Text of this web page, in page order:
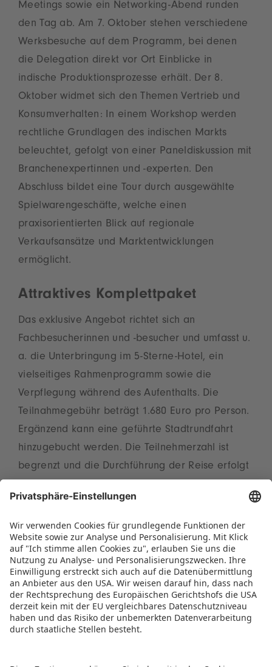
Meetings sowie ein Networking-Abend runden
den Tag ab. Am 7. Oktober stehen verschiedene
Werksbesuche auf dem Programm, bei denen
die Delegation direkt vor Ort Einblicke in
indische Produktionsprozesse erhält. Der 8.
Oktober widmet sich den Themen Vertrieb und
Konsumverhalten: In einem Workshop werden
rechtliche Grundlagen des indischen Markts
beleuchtet, gefolgt von einer Paneldiskussion mit
Branchenexpertinnen und -experten. Den
Abschluss bildet eine Tour durch ausgewählte
Spielwarengeschäfte, welche einen
praxisorientierten Blick auf regionale
Verkaufsansätze und Marktentwicklungen
ermöglicht.
Attraktives Komplettpaket
Das exklusive Angebot richtet sich an
Fachbesucherinnen und -besucher und umfasst u.
a. die Unterbringung im 5-Sterne-Hotel, ein
vielseitiges Rahmenprogramm sowie die
Verpflegung während des Aufenthalts. Die
Teilnahmegebühr beträgt 1.680 Euro pro Person.
Ergänzend kann eine geführte Stadtrundfahrt
hinzugebucht werden. Die Teilnehmerzahl ist
begrenzt und die Durchführung der Reise erfolgt
relevanten Informationen sowie dem
Anmeldeformular stehthierzur Verfügung. Für
Rückfragen wenden Sie sich bitte an Neelima
Chopra von der Spielwarenmesse India Pvt. Ltd.
(n.chopra@spielwarenmesse.in).
PRESSEMITTEILUNG ALS PDF HERUNTERLADEN